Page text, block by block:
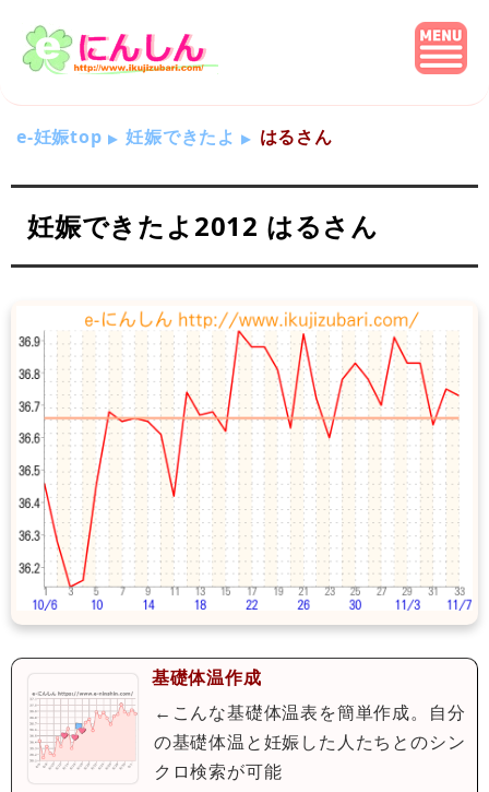
e-妊娠top 妊娠できたよ はるさん
妊娠できたよ2012 はるさん
基礎体温作成
←こんな基礎体温表を簡単作成。自分
の基礎体温と妊娠した人たちとのシン
クロ検索が可能